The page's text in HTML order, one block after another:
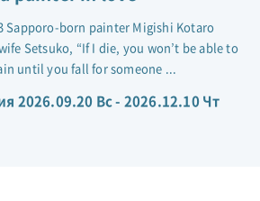
Sapporo-born painter Migishi Kotaro
Setsuko, “If I die, you won’t be able to
until you fall for someone ...
2026.09.20 Вс - 2026.12.10 Чт